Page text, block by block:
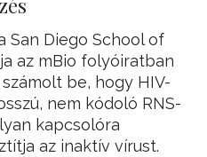
San Diego School of
az mBio folyóiratban
be, hogy HIV-
nem kódoló RNS-
kapcsolóra
az inaktív vírust.